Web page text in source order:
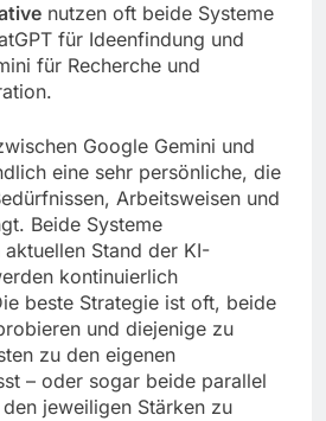
nutzen oft beide Systeme
für Ideenfindung und
für Recherche und
Google Gemini und
eine sehr persönliche, die
Arbeitsweisen und
Beide Systeme
Stand der KI-
kontinuierlich
beste Strategie ist oft, beide
und diejenige zu
zu den eigenen
– oder sogar beide parallel
jeweiligen Stärken zu